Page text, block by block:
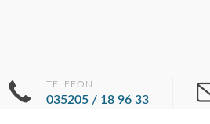
TELEFON
035205 / 18 96 33